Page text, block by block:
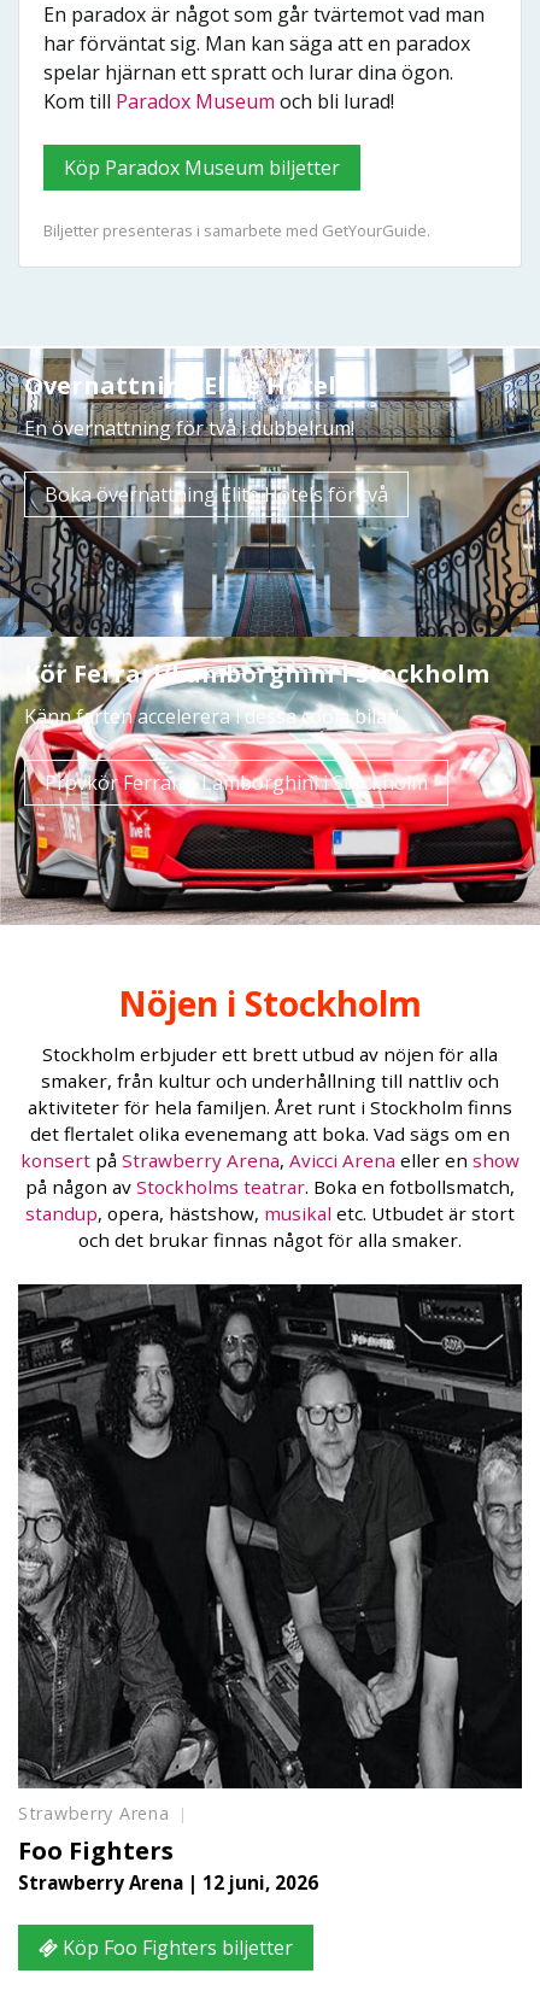
En paradox är något som går tvärtemot vad man
har förväntat sig. Man kan säga att en paradox
spelar hjärnan ett spratt och lurar dina ögon.
Kom till Paradox Museum och bli lurad!
Köp Paradox Museum biljetter
Biljetter presenteras i samarbete med GetYourGuide.
Övernattning Elite Hotels
En övernattning för två i dubbelrum!
Boka övernattning Elite Hotels för två
Kör Ferrari/Lamborghini i Stockholm
Känn farten accelerera i dessa coola bilar!
Provkör Ferrari / Lamborghini i Stockholm
Nöjen i Stockholm
Stockholm erbjuder ett brett utbud av nöjen för alla
smaker, från kultur och underhållning till nattliv och
aktiviteter för hela familjen. Året runt i Stockholm finns
det flertalet olika evenemang att boka. Vad sägs om en
konsert på Strawberry Arena, Avicci Arena eller en show
på någon av Stockholms teatrar. Boka en fotbollsmatch,
standup, opera, hästshow, musikal etc. Utbudet är stort
och det brukar finnas något för alla smaker.
Strawberry Arena
Foo Fighters
Strawberry Arena | 12 juni, 2026
Köp Foo Fighters biljetter